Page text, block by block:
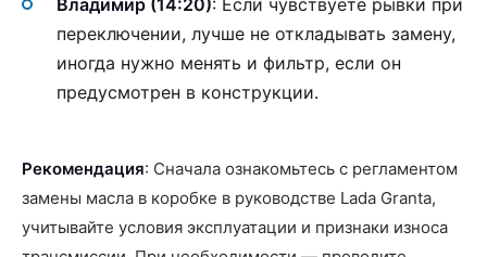
переключении, лучше не откладывать замену,
иногда нужно менять и фильтр, если он
предусмотрен в конструкции.
Рекомендация: Сначала ознакомьтесь с регламентом
замены масла в коробке в руководстве Lada Granta,
учитывайте условия эксплуатации и признаки износа